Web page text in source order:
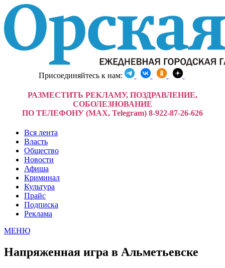
Присоединяйтесь к нам:
РАЗМЕСТИТЬ РЕКЛАМУ, ПОЗДРАВЛЕНИЕ,
СОБОЛЕЗНОВАНИЕ
ПО ТЕЛЕФОНУ (MAX, Telegram) 8-922-87-26-626
Вся лента
Власть
Общество
Новости
Афиша
Криминал
Культура
Прайс
Подписка
Реклама
МЕНЮ
Напряженная игра в Альметьевске